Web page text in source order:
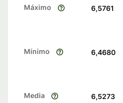
Máximo 6,5761
Mínimo 6,4680
Media 6,5273